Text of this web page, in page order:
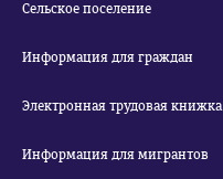
Сельское поселение
Информация для граждан
Электронная трудовая книжка
Информация для мигрантов